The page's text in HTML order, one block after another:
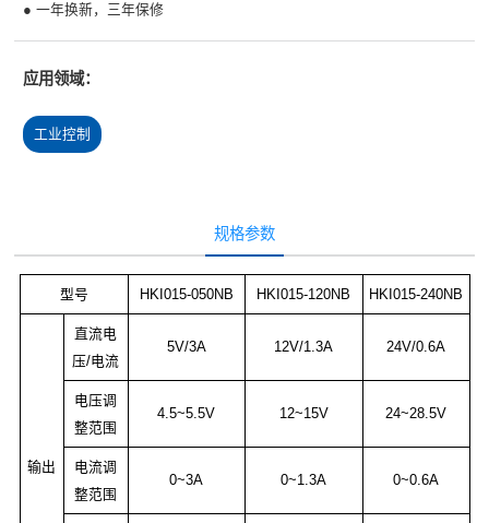
● 一年换新，三年保修
应用领域：
工业控制
规格参数
型号 HKI015-050NB HKI015-120NB HKI015-240NB
输出
直流电
压/电流
5V/3A 12V/1.3A 24V/0.6A
电压调
整范围
4.5~5.5V 12~15V 24~28.5V
电流调
整范围
0~3A 0~1.3A 0~0.6A